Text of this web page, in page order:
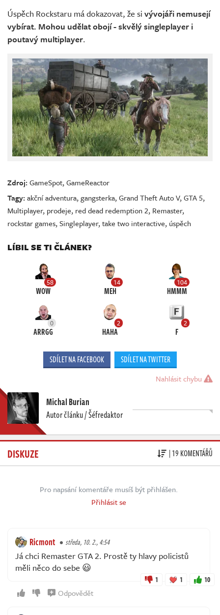
Úspěch Rockstaru má dokazovat, že si vývojáři nemusejí
vybírat. Mohou udělat obojí - skvělý singleplayer i
poutavý multiplayer.
Zdroj:GameSpot,GameReactor
Tagy:akční adventura,gangsterka,Grand Theft Auto V,GTA 5,
Multiplayer, prodeje, red dead redemption 2, Remaster,
rockstar games,Singleplayer,take two interactive, úspěch
LÍBIL SE TI ČLÁNEK?
58
WOW
14
MEH
104
HMMM
0
ARRGG
2
HAHA
2
F
SDÍLET NA FACEBOOK SDÍLET NA TWITTER
Nahlásit chybu
Michal Burian
Autor článku / Šéfredaktor
DISKUZE | 19 KOMENTÁŘŮ
Pro napsání komentáře musíš být přihlášen.
Přihlásit se
Ricmont středa, 10. 2., 4:54
Já chci Remaster GTA 2. Prostě ty hlavy policistů
měli něco do sebe 😃
1 1 10
Odpovědět